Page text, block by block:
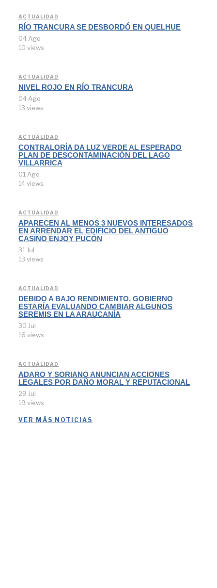
ACTUALIDAD
RÍO TRANCURA SE DESBORDÓ EN QUELHUE
04 Ago
10 views
ACTUALIDAD
NIVEL ROJO EN RÍO TRANCURA
04 Ago
13 views
ACTUALIDAD
CONTRALORÍA DA LUZ VERDE AL ESPERADO
PLAN DE DESCONTAMINACIÓN DEL LAGO
VILLARRICA
01 Ago
14 views
ACTUALIDAD
APARECEN AL MENOS 3 NUEVOS INTERESADOS
EN ARRENDAR EL EDIFICIO DEL ANTIGUO
CASINO ENJOY PUCÓN
31 Jul
13 views
ACTUALIDAD
DEBIDO A BAJO RENDIMIENTO, GOBIERNO
ESTARÍA EVALUANDO CAMBIAR ALGUNOS
SEREMIS EN LA ARAUCANÍA
30 Jul
16 views
ACTUALIDAD
ADARO Y SORIANO ANUNCIAN ACCIONES
LEGALES POR DAÑO MORAL Y REPUTACIONAL
29 Jul
19 views
VER MÁS NOTICIAS